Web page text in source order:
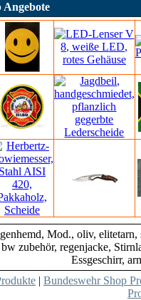
Angebote
Mod., oliv, elitetarn,
zubehör, regenjacke,
Essgeschirr,
| Bundeswehr Shop